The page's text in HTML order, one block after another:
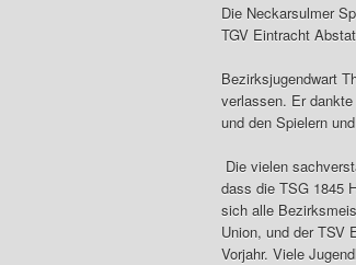
Die Neckarsulmer
TGV Eintracht
Bezirksjugendwart
verlassen. Er
und den Spielern
Die vielen
dass die TSG 1845
sich alle
Union, und der TSV
Vorjahr. Viele